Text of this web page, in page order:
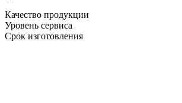
Качество продукции
Уровень сервиса
Срок изготовления